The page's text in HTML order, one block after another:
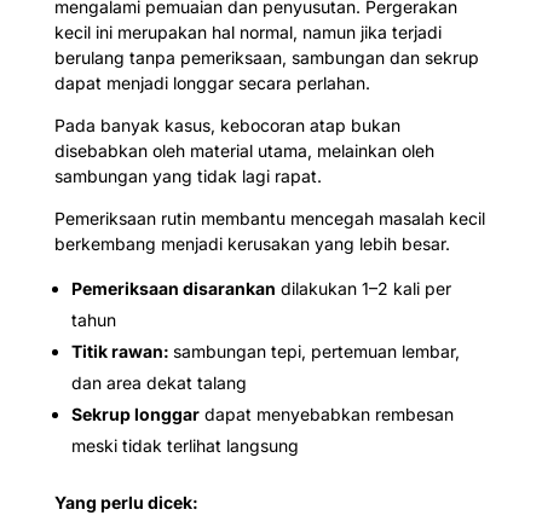
mengalami pemuaian dan penyusutan. Pergerakan
kecil ini merupakan hal normal, namun jika terjadi
berulang tanpa pemeriksaan, sambungan dan sekrup
dapat menjadi longgar secara perlahan.
Pada banyak kasus, kebocoran atap bukan
disebabkan oleh material utama, melainkan oleh
sambungan yang tidak lagi rapat.
Pemeriksaan rutin membantu mencegah masalah kecil
berkembang menjadi kerusakan yang lebih besar.
Pemeriksaan disarankan dilakukan 1–2 kali per
tahun
Titik rawan: sambungan tepi, pertemuan lembar,
dan area dekat talang
Sekrup longgardapat menyebabkan rembesan
meski tidak terlihat langsung
Yang perlu dicek: